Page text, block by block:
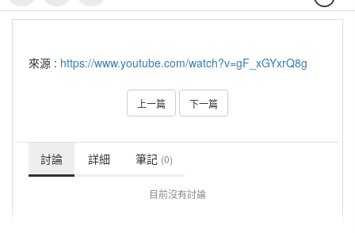
來源 : https://www.youtube.com/watch?v=gF_xGYxrQ8g
上一篇 下一篇
討論 詳細 筆記 (0)
目前沒有討論